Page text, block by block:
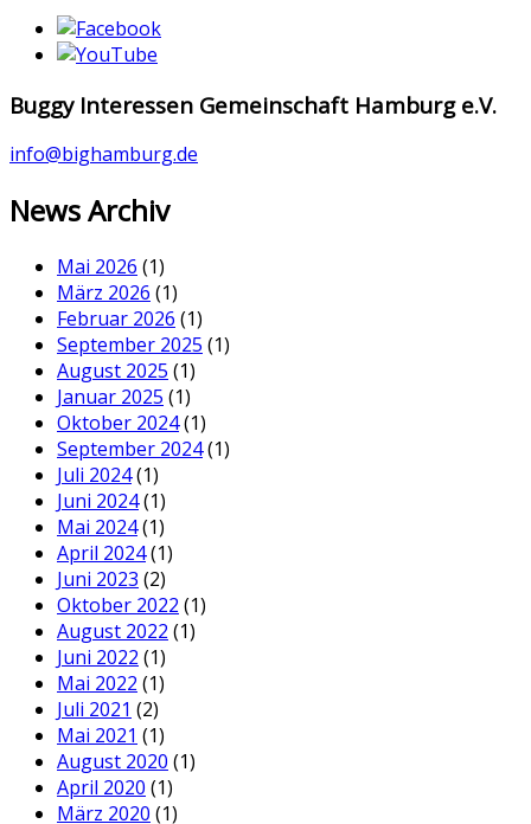
Buggy Interessen Gemeinschaft Hamburg e.V.
info@bighamburg.de
News Archiv
Mai 2026 (1)
März 2026 (1)
Februar 2026 (1)
September 2025 (1)
August 2025 (1)
Januar 2025 (1)
Oktober 2024(1)
September 2024(1)
Juli 2024(1)
Juni 2024(1)
Mai 2024(1)
April 2024(1)
Juni 2023 (2)
Oktober 2022 (1)
August 2022 (1)
Juni 2022 (1)
Mai 2022 (1)
Juli 2021 (2)
Mai 2021 (1)
August 2020 (1)
April 2020 (1)
März 2020 (1)